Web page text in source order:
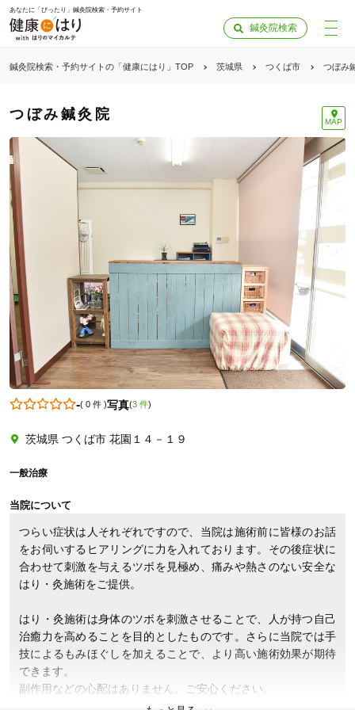
あなたに「ぴったり」鍼灸院検索・予約サイト
鍼灸院検索
鍼灸院検索・予約サイトの「健康にはり」TOP 茨城県 つくば市 つぼみ
つぼみ鍼灸院 MAP
-( 0 件)写真(3 件)
茨城県 つくば市 花園１４－１９
一般治療
当院について
つらい症状は人それぞれですので、当院は施術前に皆様のお話
をお伺いするヒアリングに力を入れております。その後症状に
合わせて刺激を与えるツボを見極め、痛みや熱さのない安全な
はり・灸施術をご提供。
はり・灸施術は身体のツボを刺激させることで、人が持つ自己
治癒力を高めることを目的としたものです。さらに当院では手
技によるもみほぐしを加えることで、より高い施術効果が期待
できます。
副作用などの心配はありません。ご安心ください。
「健康にはりを見た」